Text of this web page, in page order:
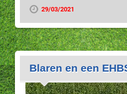
29/03/2021
Blaren en een